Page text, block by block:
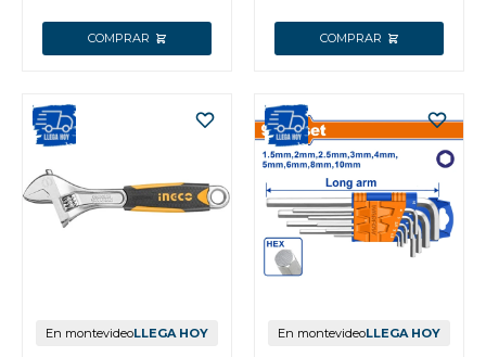
En montevideoLLEGA HOY En montevideoLLEGA HOY